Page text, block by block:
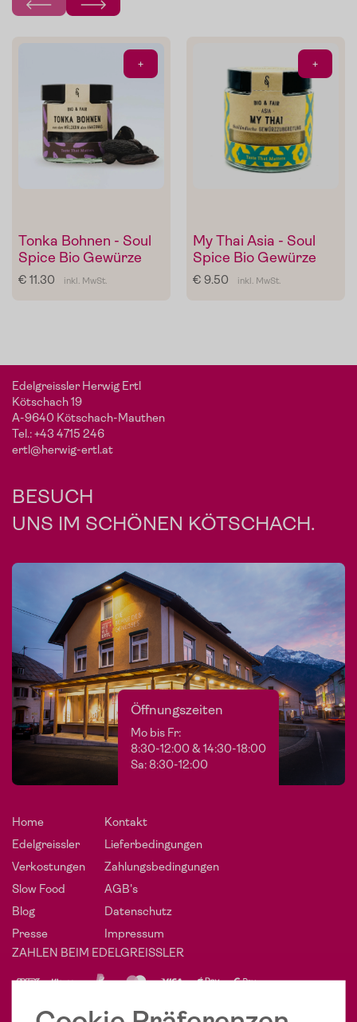
+
Tonka Bohnen - Soul
Spice Bio Gewürze
€ 11.30 inkl. MwSt.
+
My Thai Asia - Soul
Spice Bio Gewürze
€ 9.50 inkl. MwSt.
Edelgreissler Herwig Ertl
Kötschach 19
A-9640 Kötschach-Mauthen
Tel.:+43 4715 246
ertl@herwig-ertl.at
BESUCH
UNS IM SCHÖNEN KÖTSCHACH.
Öffnungszeiten
Mo bis Fr:
8:30-12:00 & 14:30-18:00
Sa: 8:30-12:00
Home
Edelgreissler
Verkostungen
Slow Food
Blog
Presse
Kontakt
Lieferbedingungen
Zahlungsbedingungen
AGB's
Datenschutz
Impressum
ZAHLEN BEIM EDELGREISSLER
Mein Liebling:
Sonnengeküsste To
maten
von
De
Carlo
Die Pomodorini und das Tomaten-Olivenöl zum Verfeinern
von Pasta, Fisch oder Grillgemüse.